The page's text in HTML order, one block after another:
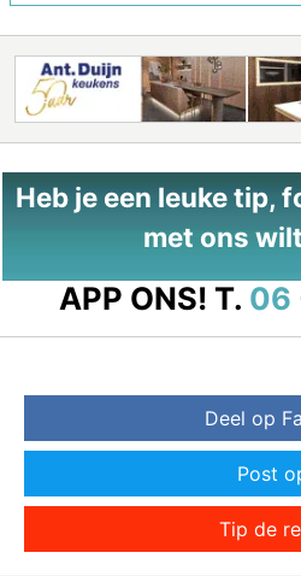
Heb je een leuke tip,
met ons
APP ONS! T. 06
Deel op
Post
Tip de